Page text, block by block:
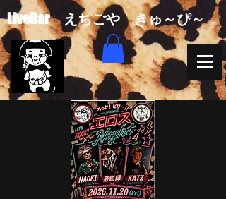
​LiveBar えちごや きゅ～ぴ～